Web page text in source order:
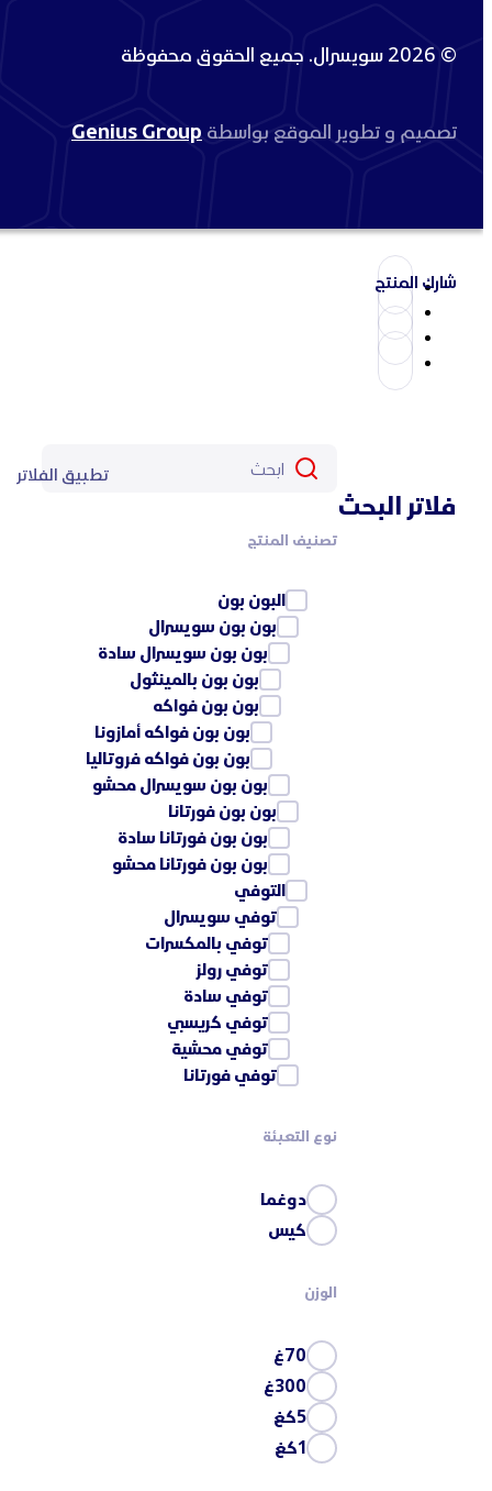
© 2026 سويسرال. جميع الحقوق محفوظة
تصميم و تطوير الموقع بواسطةGenius Group
شارك المنتج
تطبيق الفلاتر
فلاتر البحث
تصنيف المنتج
البون بون
بون بون سويسرال
بون بون سويسرال سادة
بون بون بالمينثول
بون بون فواكه
بون بون فواكه أمازونا
بون بون فواكه فروتاليا
بون بون سويسرال محشو
بون بون فورتانا
بون بون فورتانا سادة
بون بون فورتانا محشو
التوفي
توفي سويسرال
توفي بالمكسرات
توفي رولز
توفي سادة
توفي كريسبي
توفي محشية
توفي فورتانا
نوع التعبئة
دوغما
كيس
الوزن
70غ
300غ
5كغ
1كغ